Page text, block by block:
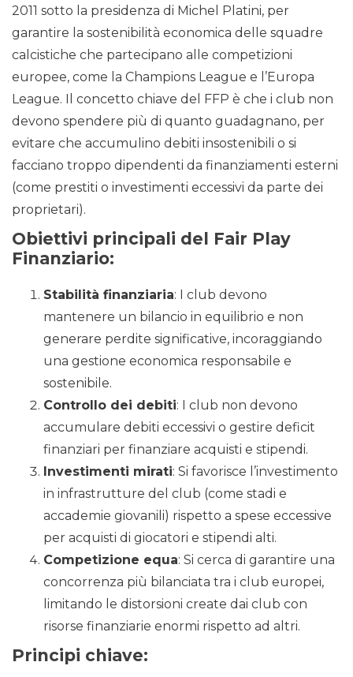
2011 sotto la presidenza di Michel Platini, per
garantire la sostenibilità economica delle squadre
calcistiche che partecipano alle competizioni
europee, come la Champions League e l’Europa
League. Il concetto chiave del FFP è che i club non
devono spendere più di quanto guadagnano, per
evitare che accumulino debiti insostenibili o si
facciano troppo dipendenti da finanziamenti esterni
(come prestiti o investimenti eccessivi da parte dei
proprietari).
Obiettivi principali del Fair Play
Finanziario:
Stabilità finanziaria: I club devono
mantenere un bilancio in equilibrio e non
generare perdite significative, incoraggiando
una gestione economica responsabile e
sostenibile.
Controllo dei debiti: I club non devono
accumulare debiti eccessivi o gestire deficit
finanziari per finanziare acquisti e stipendi.
Investimenti mirati: Si favorisce l’investimento
in infrastrutture del club (come stadi e
accademie giovanili) rispetto a spese eccessive
per acquisti di giocatori e stipendi alti.
Competizione equa: Si cerca di garantire una
concorrenza più bilanciata tra i club europei,
limitando le distorsioni create dai club con
risorse finanziarie enormi rispetto ad altri.
Principi chiave: